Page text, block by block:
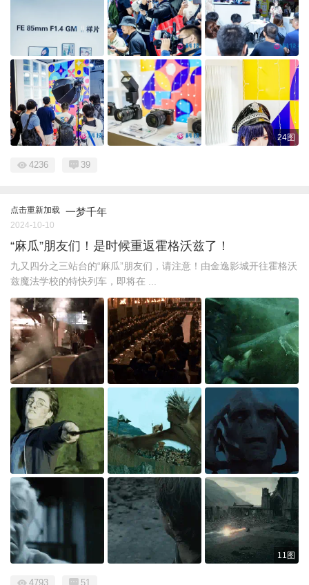
24图
4236 39
点击重新加载 一梦千年
2024-10-10
“麻瓜”朋友们！是时候重返霍格沃兹了！
九又四分之三站台的“麻瓜”朋友们，请注意！由金逸影城开往霍格沃
兹魔法学校的特快列车，即将在 ...
11图
4793 51